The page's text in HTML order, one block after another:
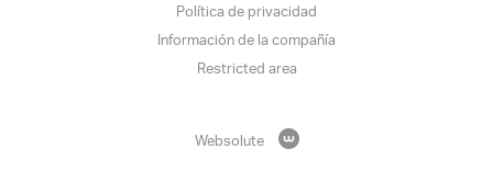
Política de privacidad
Información de la compañía
Restricted area
Websolute